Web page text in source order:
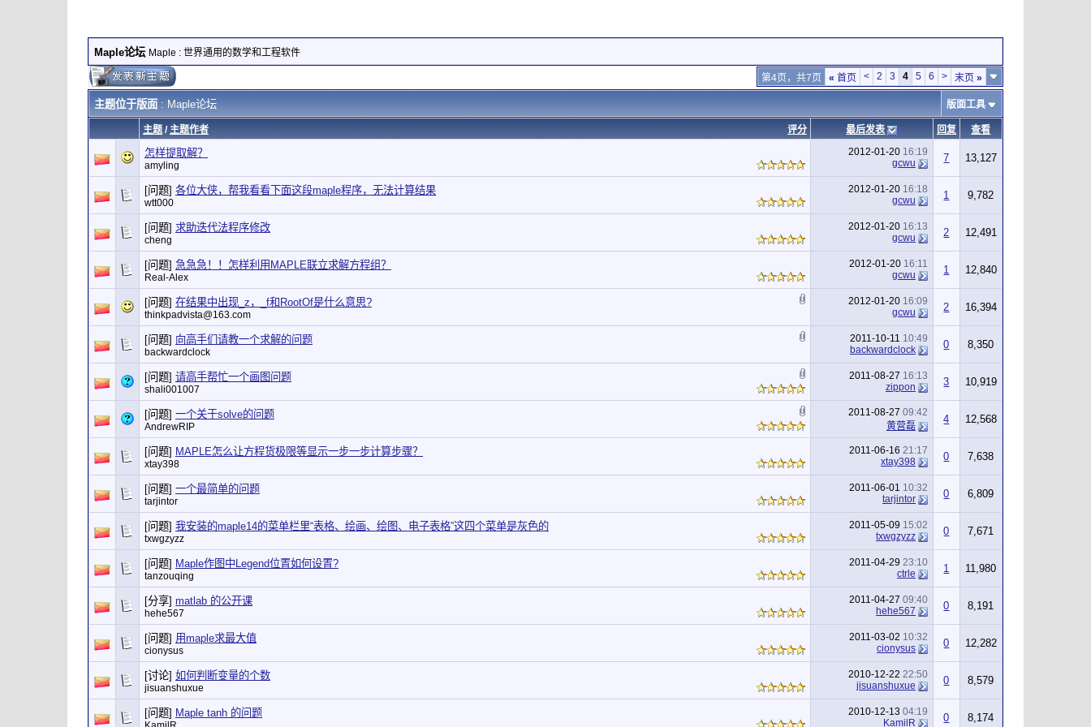
Maple论坛 Maple : 世界通用的数学和工程软件
第4页，共7页 « 首页 < 2 3 4 5 6 > 末页 »
主题位于版面: Maple论坛 版面工具
评分
主题/ 主题作者 最后发表 回复 查看
怎样提取解？
amyling
2012-01-20 16:19
gcwu
7 13,127
[问题] 各位大侠，帮我看看下面这段maple程序，无法计算结果
wtt000
2012-01-20 16:18
gcwu
1 9,782
[问题] 求助迭代法程序修改
cheng
2012-01-20 16:13
gcwu
2 12,491
[问题] 急急急！！怎样利用MAPLE联立求解方程组？
Real-Alex
2012-01-20 16:11
gcwu
1 12,840
[问题] 在结果中出现_z，_f和RootOf是什么意思?
thinkpadvista@163.com
2012-01-20 16:09
gcwu
2 16,394
[问题] 向高手们请教一个求解的问题
backwardclock
2011-10-11 10:49
backwardclock
0 8,350
[问题] 请高手帮忙一个画图问题
shali001007
2011-08-27 16:13
zippon
3 10,919
[问题] 一个关于solve的问题
AndrewRIP
2011-08-27 09:42
黄营磊
4 12,568
[问题] MAPLE怎么让方程货极限等显示一步一步计算步骤？
xtay398
2011-06-16 21:17
xtay398
0 7,638
[问题] 一个最简单的问题
tarjintor
2011-06-01 10:32
tarjintor
0 6,809
[问题] 我安装的maple14的菜单栏里“表格、绘画、绘图、电子表格”这四个菜单是灰色的
txwgzyzz
2011-05-09 15:02
txwgzyzz
0 7,671
[问题] Maple作图中Legend位置如何设置?
tanzouqing
2011-04-29 23:10
ctrle
1 11,980
[分享] matlab 的公开课
hehe567
2011-04-27 09:40
hehe567
0 8,191
[问题] 用maple求最大值
cionysus
2011-03-02 10:32
cionysus
0 12,282
[讨论] 如何判断变量的个数
jisuanshuxue
2010-12-22 22:50
jisuanshuxue
0 8,579
[问题] Maple tanh 的问题 2010-12-13 04:19
KamilR
0 8,174